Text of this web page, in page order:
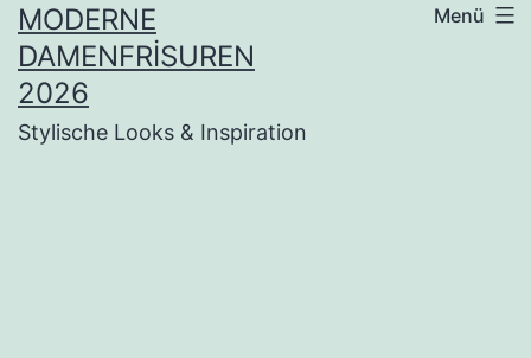
MODERNE
DAMENFRISUREN
2026
Stylische Looks & Inspiration
Menü